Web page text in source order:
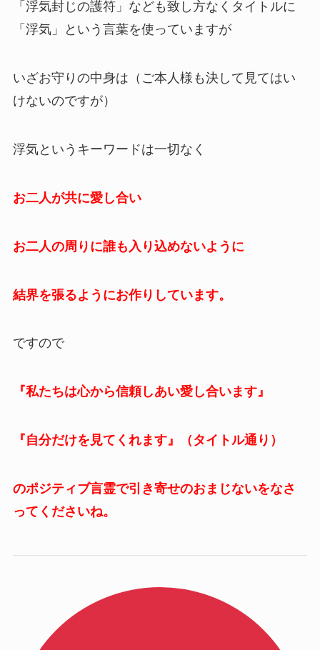
「浮気封じの護符」なども致し方なくタイトルに
「浮気」という言葉を使っていますが
いざお守りの中身は（ご本人様も決して見てはい
けないのですが）
浮気というキーワードは一切なく
お二人が共に愛し合い
お二人の周りに誰も入り込めないように
結界を張るようにお作りしています。
ですので
『私たちは心から信頼しあい愛し合います』
『自分だけを見てくれます』（タイトル通り）
のポジティブ言霊で引き寄せのおまじないをなさ
ってくださいね。